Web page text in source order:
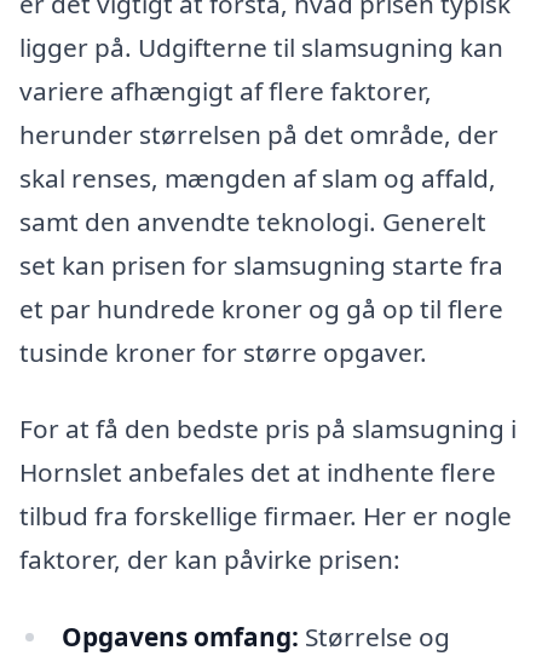
ligger på. Udgifterne til slamsugning kan
variere afhængigt af flere faktorer,
herunder størrelsen på det område, der
skal renses, mængden af slam og affald,
samt den anvendte teknologi. Generelt
set kan prisen for slamsugning starte fra
et par hundrede kroner og gå op til flere
tusinde kroner for større opgaver.
For at få den bedste pris på slamsugning i
Hornslet anbefales det at indhente flere
tilbud fra forskellige firmaer. Her er nogle
faktorer, der kan påvirke prisen:
Opgavens omfang: Størrelse og